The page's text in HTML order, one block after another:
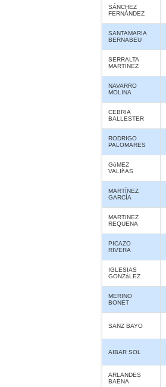
SÁNCHEZ
FERNÁNDEZ
SANTAMARIA
BERNABEU
SERRALTA
MARTINEZ
NAVARRO
MOLINA
CEBRIA
BALLESTER
RODRIGO
PALOMARES
GóMEZ
VALIñAS
MARTÍNEZ
GARCÍA
MARTINEZ
REQUENA
PICAZO
RIVERA
IGLESIAS
GONZáLEZ
MERINO
BONET
SANZ BAYO
AIBAR SOL
ARLANDES
BAENA